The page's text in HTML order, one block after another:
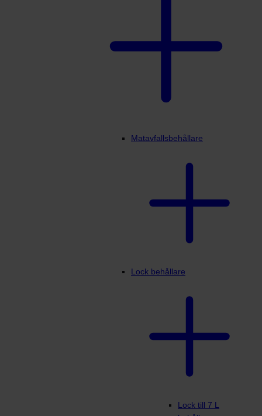
Matavfallsbehållare
Lock behållare
Lock till 7 L